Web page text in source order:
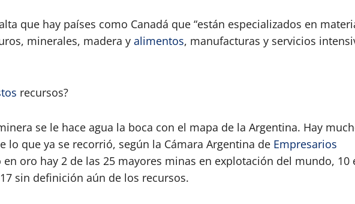
que hay países como Canadá que “están especializados en
minerales, madera y alimentos, manufacturas y servicios
recursos?
se le hace agua la boca con el mapa de la Argentina. Hay
lo que ya se recorrió, según la Cámara Argentina de Empresarios
oro hay 2 de las 25 mayores minas en explotación del mundo, 10
sin definición aún de los recursos.